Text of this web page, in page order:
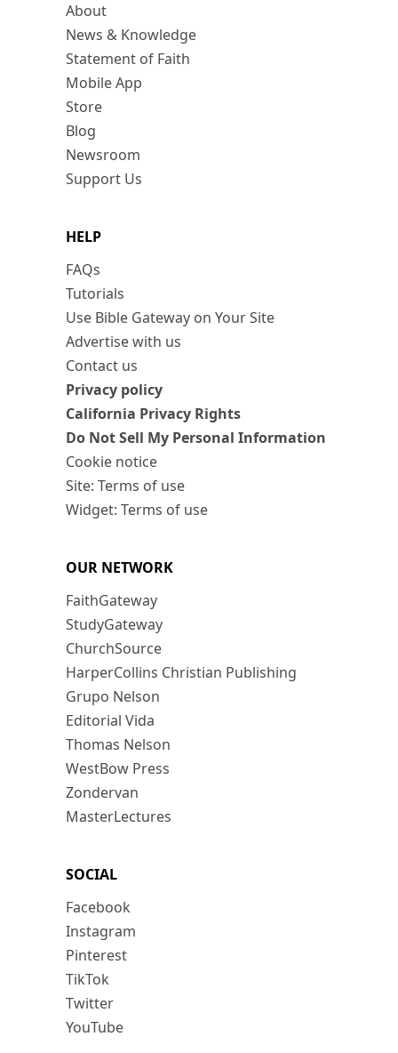
About
News & Knowledge
Statement of Faith
Mobile App
Store
Blog
Newsroom
Support Us
HELP
FAQs
Tutorials
Use Bible Gateway on Your Site
Advertise with us
Contact us
Privacy policy
California Privacy Rights
Do Not Sell My Personal Information
Cookie notice
Site: Terms of use
Widget: Terms of use
OUR NETWORK
FaithGateway
StudyGateway
ChurchSource
HarperCollins Christian Publishing
Grupo Nelson
Editorial Vida
Thomas Nelson
WestBow Press
Zondervan
MasterLectures
SOCIAL
Facebook
Instagram
Pinterest
TikTok
Twitter
YouTube